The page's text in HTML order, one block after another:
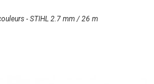
- STIHL 2.7 mm / 26 m